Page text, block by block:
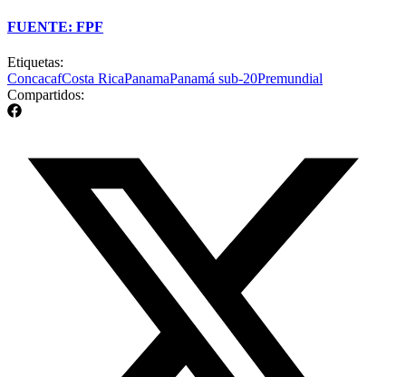
FUENTE: FPF
Etiquetas:
ConcacafCosta RicaPanamaPanamá sub-20Premundial
Compartidos: